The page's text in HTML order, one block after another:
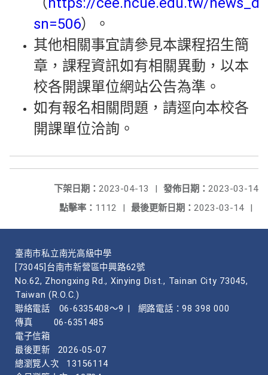
sn=506）。
其他相關事宜請參見本課程招生簡
章，課程資訊如有相關異動，以本
校各開課單位網站公告為準。
如有報名相關問題，請逕向本校各
開課單位洽詢。
發佈日期： 2023-03-14
下架日期： 2023-04-13
|
最後更新日期： 2023-03-14 |
點擊率： 1112 |
臺南市私立南光高級中學
[73045]台南市新營區中興路62號
No.62, Zhongxing Rd., Xinying Dist., Tainan City 73045,
Taiwan (R.O.C.)
聯絡電話
06-6335408～9
網路電話：98 398 000
傳真
06-6351485
電子信箱
最後更新
2026-05-07
總瀏覽人次
13156114